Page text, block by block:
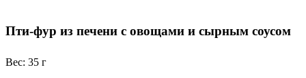
Пти-фур из печени с овощами и сырным соусом
Вес: 35 г